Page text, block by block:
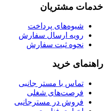
خدمات مشتریان
شیوه‌های پرداخت
رویه ارسال سفارش
نحوه ثبت سفارش
راهنمای خرید
تماس با مستر جانبی
فرصت‌های شغلی
فروش در مسترجانبی